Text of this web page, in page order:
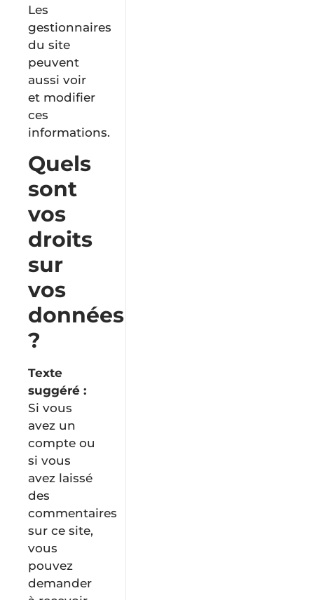
Les
gestionnaires
du site
peuvent
aussi voir
et modifier
ces
informations.
Quels
sont
vos
droits
sur
vos
données
?
Texte
suggéré :
Si vous
avez un
compte ou
si vous
avez laissé
des
commentaires
sur ce site,
vous
pouvez
demander